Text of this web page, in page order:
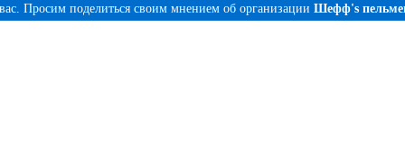
Просим поделиться своим мнением об организации Шефф's